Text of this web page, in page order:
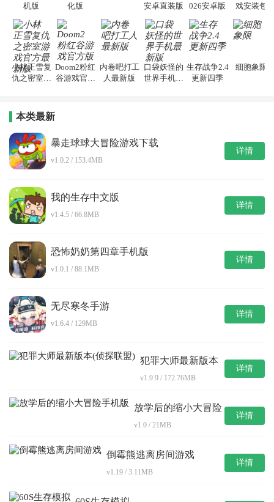
机版
化版
安卓直装版
026安卓版
戏安装包
小林正雪复
仇之密室游
Doom2粉红
谷游戏官方
内卷吧打工
人最新版
口袋妖怪的
世界手机最
生存战争2.4
更新四季
细胞象限
本类最新
暴走球球大冒险游戏下载
v1.0.2 / 153.4MB
详情
我的生存中文版
v1.4.5 / 66.8MB
详情
恐怖奶奶第四章手机版
v1.0.1 / 88.1MB
详情
无尽寒冬手游
v1.6.4 / 129MB
详情
犯罪大师最新版本
v1.9.9 / 172.76MB
详情
放学后的缩小大冒险
v1.0 / 21MB
详情
倒霉熊逃离房间游戏
v1.19 / 3.11MB
详情